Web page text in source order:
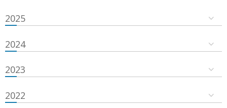
2025
2024
2023
2022